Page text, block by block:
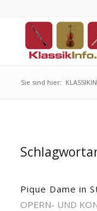
Sie sind hier:
Pique Dame in
OPERN- UND